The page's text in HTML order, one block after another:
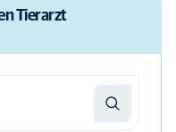
Tierarzt